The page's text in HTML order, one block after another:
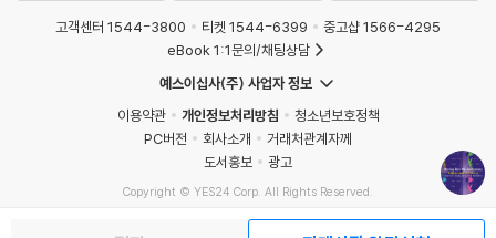
Mixed by 에코브릿지 @ Nuplay studio
4. 천리길 - 크라잉넛
Lyrics & Composed by 김민기
Arranged by 크라잉넛 (Crying Nut)
고객센터 1544-3800 티켓 1544-6399
중고샵 1566-4295
eBook 1:1문의/채팅상담
예스이십사(주) 사업자 정보
이용약관
개인정보처리방침
청소년보호정책
PC버전
회사소개
거래처관계자께
도서홍보
광고
Copyright © YES24 Corp. All Rights Reserved.